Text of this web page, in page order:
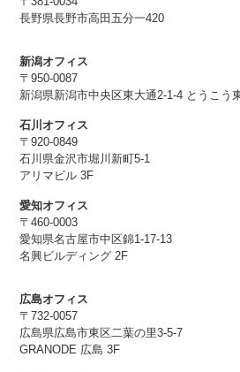
長野県長野市高田五分一420
新潟オフィス
〒950-0087
新潟県新潟市中央区東大通2-1-4 とうこう
石川オフィス
〒920-0849
石川県金沢市堀川新町5-1
アリマビル 3F
愛知オフィス
〒460-0003
愛知県名古屋市中区錦1-17-13
名興ビルディング 2F
広島オフィス
〒732-0057
広島県広島市東区二葉の里3-5-7
GRANODE 広島 3F